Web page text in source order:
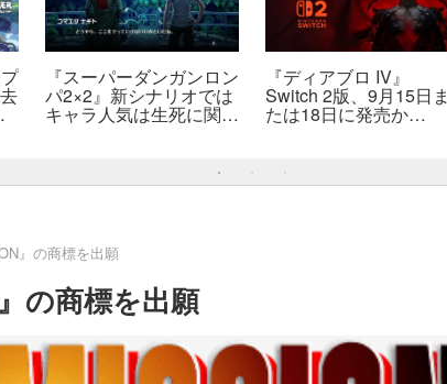
『スーパーダンガンロン
パ2×2』新シナリオでは
キャラ人気は生死に関係
『ディアブロ IV』
Switch 2版、9月15日ま
たは18日に発売か
』の商標を出願
の商標を出願